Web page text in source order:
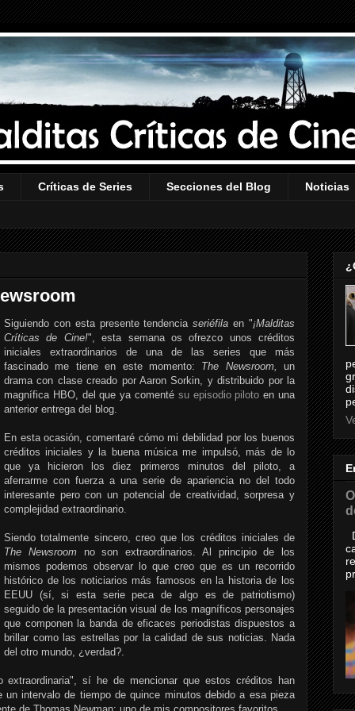
Críticas de Series Secciones del Blog Noticias
Siguiendo con esta presente tendenciaseriéfila en "¡Malditas
Críticas de Cine!", esta semana os ofrezco unos créditos
iniciales extraordinarios de una de las series que más
fascinado me tiene en este momento: The Newsroom, un
drama con clase creado por Aaron Sorkin, y distribuido por la
magnífica HBO, del que ya comenté su episodio piloto en una
anterior entrega del blog.
En esta ocasión, comentaré cómo mi debilidad por los buenos
créditos iniciales y la buena música me impulsó, más de lo
que ya hicieron los diez primeros minutos del piloto, a
aferrarme con fuerza a una serie de apariencia no del todo
interesante pero con un potencial de creatividad, sorpresa y
complejidad extraordinario.
Siendo totalmente sincero, creo que los créditos iniciales de
The Newsroomno son extraordinarios. Al principio de los
mismos podemos observar lo que creo que es un recorrido
histórico de los noticiarios más famosos en la historia de los
EEUU (sí, si esta serie peca de algo es de patriotismo)
seguido de la presentación visual de los magníficos personajes
que componen la banda de eficaces periodistas dispuestos a
brillar como las estrellas por la calidad de sus noticias. Nada
del otro mundo, ¿verdad?.
sí he de mencionar que estos créditos han
intervalo de tiempo de quince minutos debido a esa pieza